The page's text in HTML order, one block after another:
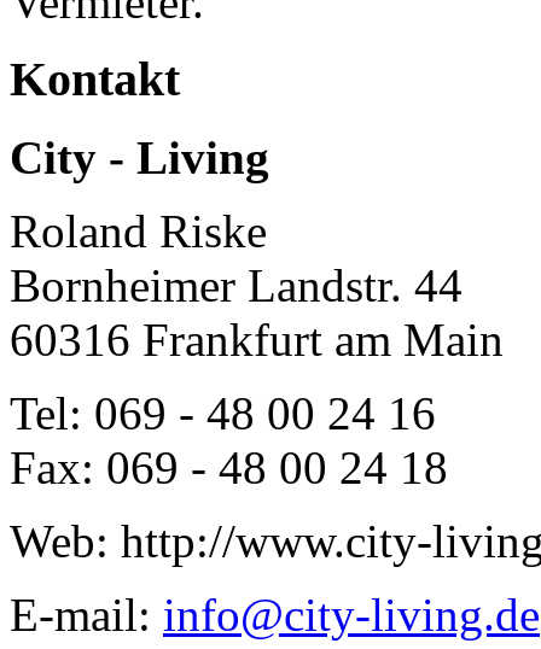
Kontakt
City - Living
Roland Riske
Bornheimer Landstr. 44
60316 Frankfurt am Main
Tel: 069 - 48 00 24 16
Fax: 069 - 48 00 24 18
Web: http://www.city-
E-mail: info@city-living.de